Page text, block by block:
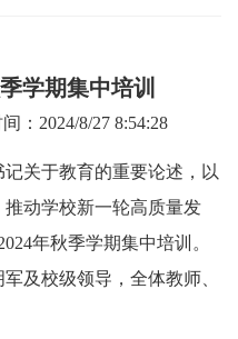
学期集中培训
：2024/8/27 8:54:28
关于教育的重要论述，以
动学校新一轮高质量发
年秋季学期集中培训。
及校级领导，全体教师、